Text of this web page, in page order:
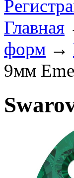
Главная
форм →
9мм